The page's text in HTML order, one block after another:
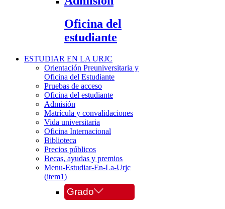
Oficina del
estudiante
ESTUDIAR EN LA URJC
Orientación Preuniversitaria y
Oficina del Estudiante
Pruebas de acceso
Oficina del estudiante
Admisión
Matrícula y convalidaciones
Vida universitaria
Oficina Internacional
Biblioteca
Precios públicos
Becas, ayudas y premios
Menu-Estudiar-En-La-Urjc
(item1)
Grado